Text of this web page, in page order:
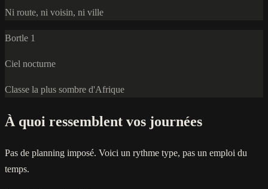
Ni route, ni voisin, ni ville
Bortle 1
Ciel nocturne
Classe la plus sombre d'Afrique
À quoi ressemblent vos journées
Pas de planning imposé. Voici un rythme type, pas un emploi du
temps.